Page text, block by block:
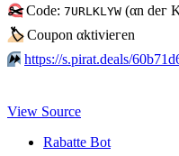
✂️Code: 7URLKLYW (αn dег
🏷Сοuрοn αktiviегеn
⏩️ https://s.pirat.deals/
View Source
Rabatte Bot